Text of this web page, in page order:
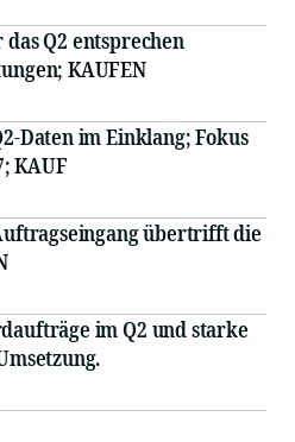
KAUFEN
Daten im Einklang; Fokus
KAUF
übertrifft die
im Q2 und starke